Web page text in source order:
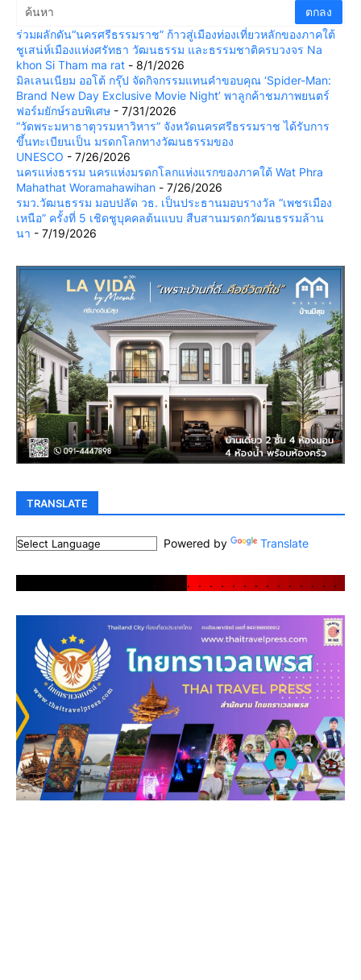
ร่วมผลักดัน“นครศรีธรรมราช” ก้าวสู่เมืองท่องเที่ยวหลักของภาคใต้
ชูเสน่ห์เมืองแห่งศรัทธา วัฒนธรรม และธรรมชาติครบวงจร Na
khon Si Tham ma rat - 8/1/2026
มิลเลนเนียม ออโต้ กรุ๊ป จัดกิจกรรมแทนคำขอบคุณ ‘Spider-Man:
Brand New Day Exclusive Movie Night’ พาลูกค้าชมภาพยนตร์
ฟอร์มยักษ์รอบพิเศษ - 7/31/2026
“วัดพระมหาธาตุวรมหาวิหาร” จังหวัดนครศรีธรรมราช ได้รับการ
ขึ้นทะเบียนเป็น มรดกโลกทางวัฒนธรรมของ
UNESCO - 7/26/2026
นครแห่งธรรม นครแห่งมรดกโลกแห่งแรกของภาคใต้ Wat Phra
Mahathat Woramahawihan - 7/26/2026
รมว.วัฒนธรรม มอบปลัด วธ. เป็นประธานมอบรางวัล “เพชรเมือง
เหนือ” ครั้งที่ 5 เชิดชูบุคคลต้นแบบ สืบสานมรดกวัฒนธรรมล้าน
นา - 7/19/2026
TRANSLATE
Powered by Translate
. . . . . . . . . . . . . .